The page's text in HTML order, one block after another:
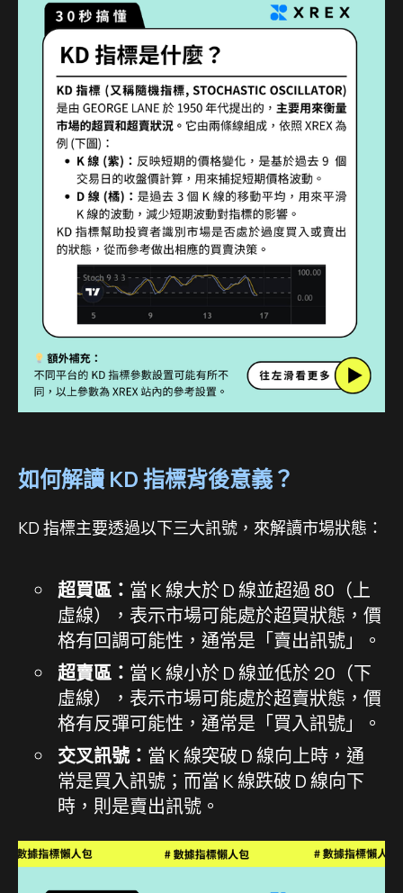
如何解讀 KD 指標背後意義？
KD 指標主要透過以下三大訊號，來解讀市場狀態：
超買區： 當 K 線大於 D 線並超過 80（上
虛線），表示市場可能處於超買狀態，價
格有回調可能性，通常是「賣出訊號」。
超賣區： 當 K 線小於 D 線並低於 20（下
虛線），表示市場可能處於超賣狀態，價
格有反彈可能性，通常是「買入訊號」。
交叉訊號： 當 K 線突破 D 線向上時，通
常是買入訊號；而當 K 線跌破 D 線向下
時，則是賣出訊號。